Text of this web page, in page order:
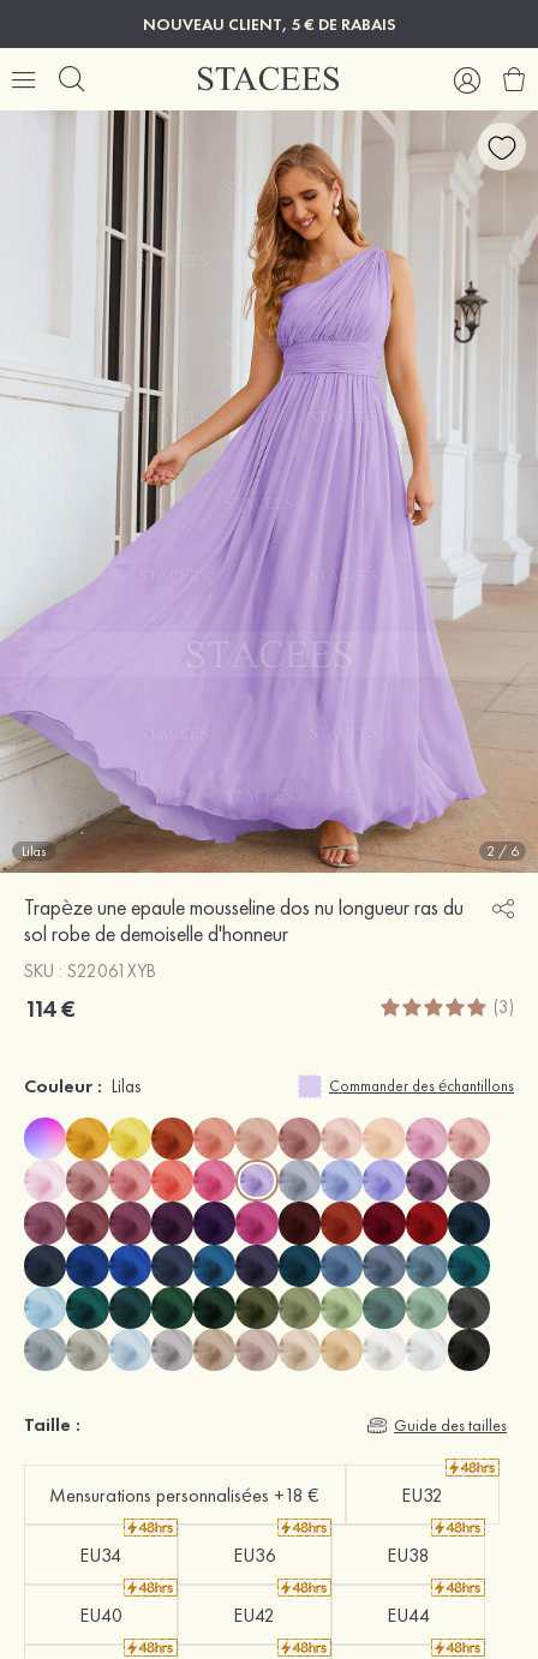
NOUVEAU CLIENT, 5 € DE RABAIS
Lilas 2 / 6
Trapèze une epaule mousseline dos nu longueur ras du
sol robe de demoiselle d'honneur
SKU : S22061XYB
114 € (3)
Couleur : Lilas Commander des échantillons
Taille : Guide des tailles
Mensurations personnalisées +18 € EU32
EU34 EU36 EU38
EU40 EU42 EU44